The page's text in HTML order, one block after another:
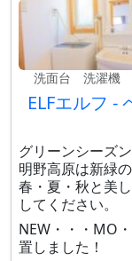
洗面台 洗濯機
ELFエルフ
グリーンシーズ
明野高原は新緑
春・夏・秋と美
してください。
NEW・・・MO
置しました！